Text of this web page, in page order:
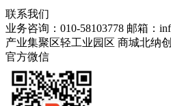
联系我们
业务咨询：010-58103778 邮箱：
产业集聚区轻工业园区 商城北纳
官方微信